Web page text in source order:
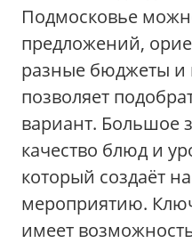
Подмосковье
предложений,
разные бюджеты и
позволяет
вариант. Большое
качество блюд и
который создаёт
мероприятию.
имеет